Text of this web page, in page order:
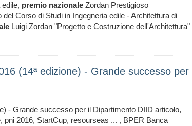
premio nazionale Zordan Prestigioso
Corso di Studi in Ingegneria edile - Architettura di
Luigi Zordan "Progetto e Costruzione dell'Architettura"
(14ª edizione) - Grande successo per
- Grande successo per il Dipartimento DIID articolo,
pni 2016, StartCup, resourseas ... , BPER Banca